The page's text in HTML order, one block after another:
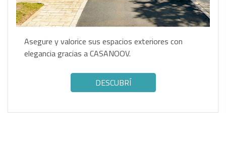
Asegure y valorice sus espacios exteriores con
elegancia gracias a CASANOOV.
DESCUBRÍ